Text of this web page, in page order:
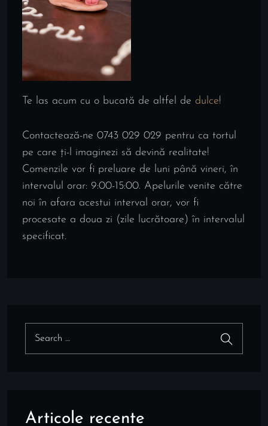
Te las acum cu o bucată de altfel de dulce!
Contactează-ne 0743 029 029 pentru ca tortul
pe care ți-l imaginezi să devină realitate!
Comenzile vor fi preluare de luni până vineri, în
intervalul orar: 9:00-15:00. Apelurile venite către
noi în afara acestui interval orar, vor fi
procesate a doua zi (zile lucrătoare) în intervalul
specificat.
Articole recente